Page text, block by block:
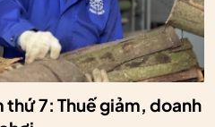
thứ 7: Thuế giảm, doanh